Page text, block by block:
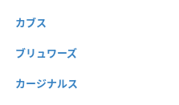
カブス
ブリュワーズ
カージナルス